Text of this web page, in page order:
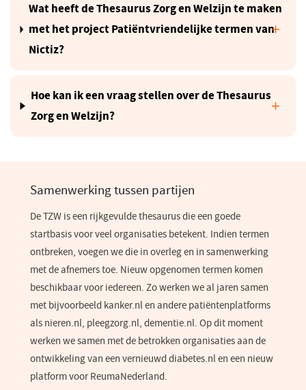
Wat heeft de Thesaurus Zorg en Welzijn te maken
met het project Patiëntvriendelijke termen van
Nictiz?
Hoe kan ik een vraag stellen over de Thesaurus
Zorg en Welzijn?
Samenwerking tussen partijen
De TZW is een rijkgevulde thesaurus die een goede
startbasis voor veel organisaties betekent. Indien termen
ontbreken, voegen we die in overleg en in samenwerking
met de afnemers toe. Nieuw opgenomen termen komen
beschikbaar voor iedereen. Zo werken we al jaren samen
met bijvoorbeeld kanker.nl en andere patiëntenplatforms
als nieren.nl, pleegzorg.nl, dementie.nl. Op dit moment
werken we samen met de betrokken organisaties aan de
ontwikkeling van een vernieuwd diabetes.nl en een nieuw
platform voor ReumaNederland.